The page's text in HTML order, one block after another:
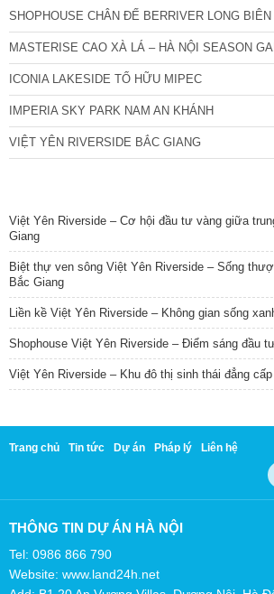
SHOPHOUSE CHÂN ĐẾ BERRIVER LONG BIÊN
MASTERISE CAO XÀ LÁ – HÀ NỘI SEASON
ICONIA LAKESIDE TỐ HỮU MIPEC
IMPERIA SKY PARK NAM AN KHÁNH
VIỆT YÊN RIVERSIDE BẮC GIANG
Việt Yên Riverside – Cơ hội đầu tư vàng giữa
Giang
Biệt thự ven sông Việt Yên Riverside – Sống
Bắc Giang
Liền kề Việt Yên Riverside – Không gian sống
Shophouse Việt Yên Riverside – Điểm sáng đầu
Việt Yên Riverside – Khu đô thị sinh thái đẳng
Trang chủ Tin tức Dự án Pháp lý Liên hệ
THÔNG TIN DỰ ÁN HÀ NỘI
Tel: 0986 866 790
Website: www.land24h.net